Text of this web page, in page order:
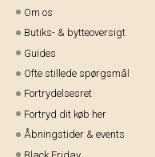
Om os
Butiks- & bytteoversigt
Guides
Ofte stillede spørgsmål
Fortrydelsesret
Fortryd dit køb her
Åbningstider & events
Black Friday